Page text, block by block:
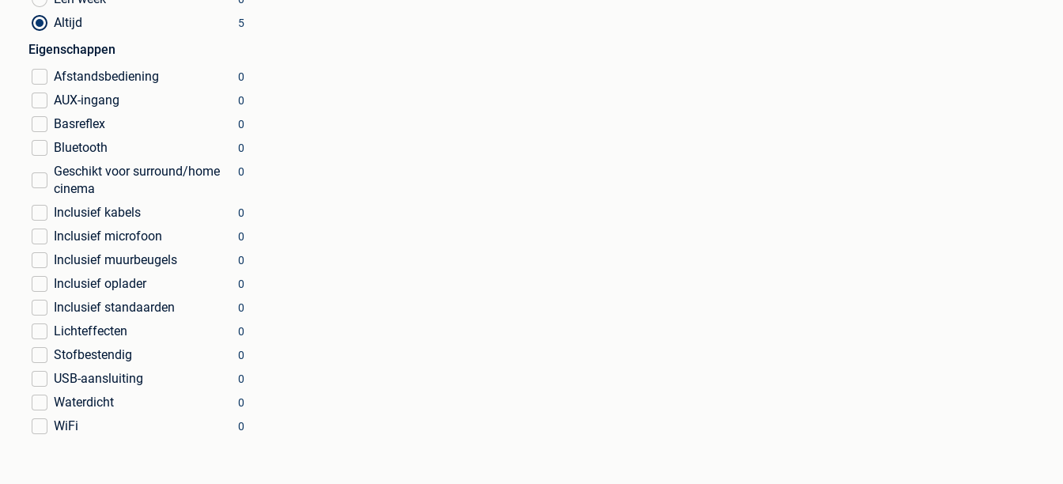
Altijd 5
Eigenschappen
Afstandsbediening
0
AUX-ingang 0
Basreflex 0
Bluetooth 0
Geschikt voor surround/home
cinema
0
Inclusief kabels 0
Inclusief microfoon 0
Inclusief muurbeugels 0
Inclusief oplader 0
Inclusief standaarden 0
Lichteffecten 0
Stofbestendig 0
USB-aansluiting 0
Waterdicht 0
WiFi 0